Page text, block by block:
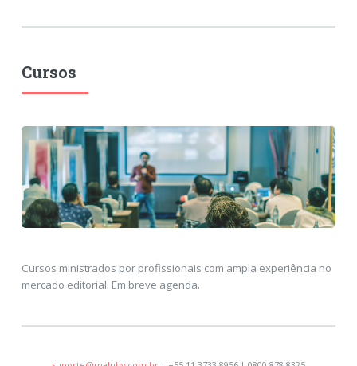
Cursos
Cursos ministrados por profissionais com ampla experiência no
mercado editorial. Em breve agenda.